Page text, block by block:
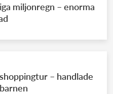
miljonregn – enorma
– handlade